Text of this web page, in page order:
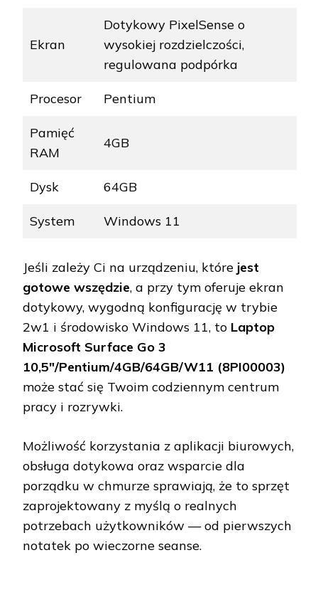
Ekran
Dotykowy PixelSense o
wysokiej rozdzielczości,
regulowana podpórka
Procesor Pentium
Pamięć
RAM
4GB
Dysk 64GB
System Windows 11
Jeśli zależy Ci na urządzeniu, które jest
gotowe wszędzie, a przy tym oferuje ekran
dotykowy, wygodną konfigurację w trybie
2w1 i środowisko Windows 11, to Laptop
Microsoft Surface Go 3
10,5"/Pentium/4GB/64GB/W11 (8PI00003)
może stać się Twoim codziennym centrum
pracy i rozrywki.
Możliwość korzystania z aplikacji biurowych,
obsługa dotykowa oraz wsparcie dla
porządku w chmurze sprawiają, że to sprzęt
zaprojektowany z myślą o realnych
potrzebach użytkowników — od pierwszych
notatek po wieczorne seanse.